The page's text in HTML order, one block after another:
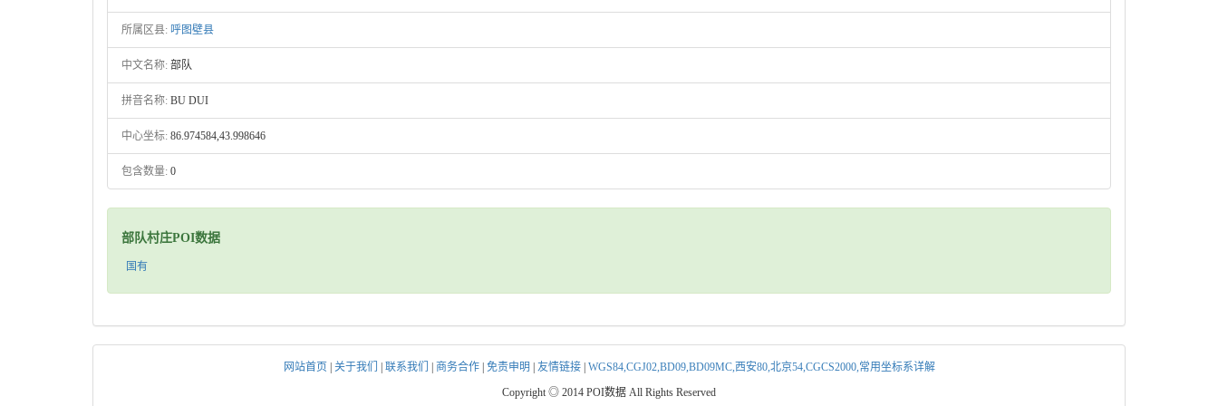
所属区县: 呼图壁县
中文名称: 部队
拼音名称: BU DUI
中心坐标: 86.974584,43.998646
包含数量: 0
部队村庄POI数据
国有
网站首页 关于我们 联系我们 商务合作| 免责申明 友情链接| WGS84,CGJ02,BD09,BD09MC,西安80,北京54,CGCS2000,常用坐标系详解
Copyright ◎ 2014 POI数据 All Rights Reserved